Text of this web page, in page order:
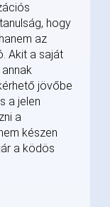
hogy
az
Akit a saját
jövőbe
a jelen
a
készen
a ködös